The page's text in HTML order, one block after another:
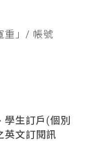
重」/ 帳號
生訂戶(個別
英文訂閱訊